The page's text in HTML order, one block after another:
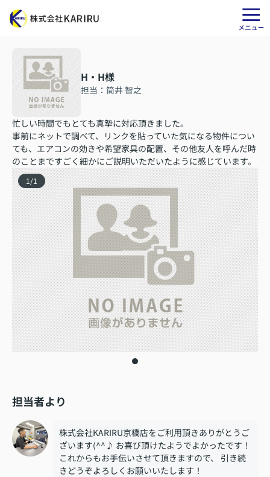
H・H様
担当：筒井 智之
忙しい時間でもとても真摯に対応頂きました。
事前にネットで調べて、リンクを貼っていた気になる物件につい
ても、エアコンの効きや希望家具の配置、その他友人を呼んだ時
のことまですごく細かにご説明いただいたように感じています。
1/1
担当者より
株式会社KARIRU京橋店をご利用頂きありがとうご
ざいます(^^♪ お喜び頂けたようでよかったです！
これからもお手伝いさせて頂きますので、 引き続
きどうぞよろしくお願いいたします！